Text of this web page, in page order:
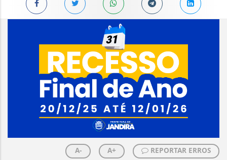
A- A+ REPORTAR ERROS